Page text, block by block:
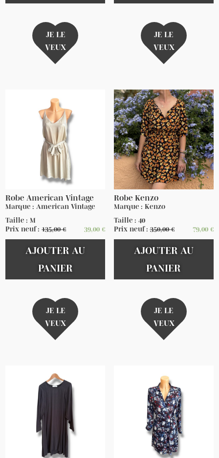
JE LE
VEUX
JE LE
VEUX
Robe American Vintage
Marque : American Vintage
Taille : M
Prix neuf :135,00€ 39,00 €
AJOUTER AU
PANIER
JE LE
VEUX
Robe Kenzo
Marque : Kenzo
Taille : 40
Prix neuf :350,00€ 79,00 €
AJOUTER AU
PANIER
JE LE
VEUX